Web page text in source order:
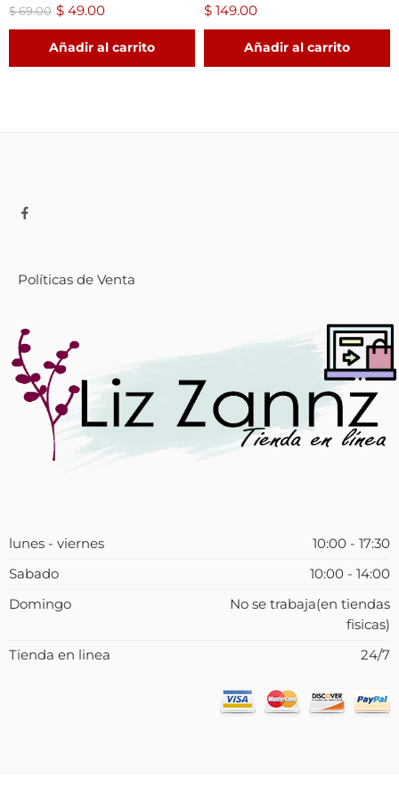
$69.00 $ 49.00
Añadir al carrito
$ 149.00
Añadir al carrito
Políticas de Venta
lunes - viernes
10:00 - 17:30
Sabado
10:00 - 14:00
Domingo
No se trabaja(en tiendas
fisicas)
Tienda en linea
24/7